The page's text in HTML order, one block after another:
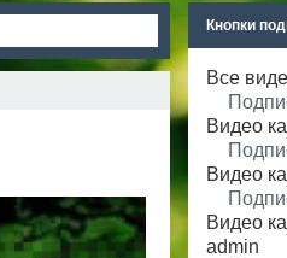
Кнопки
Все
Видео
Видео
Видео
admin